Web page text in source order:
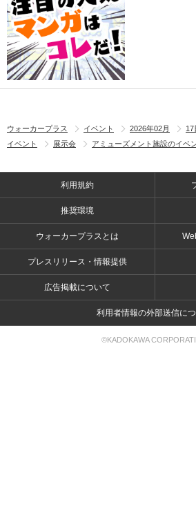
ウォーカープラス イベント 2026年02月 17
イベント
展示会 アミューズメント施設のイベ
利用規約
推奨環境
ウォーカープラスとは
プレスリリース・情報提供
広告掲載について
利用者情報の外部送信に
©KADOKAWA